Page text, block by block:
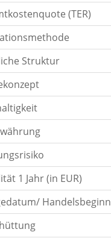
(TER)
Struktur
1 Jahr (in EUR)
Handelsbeginn